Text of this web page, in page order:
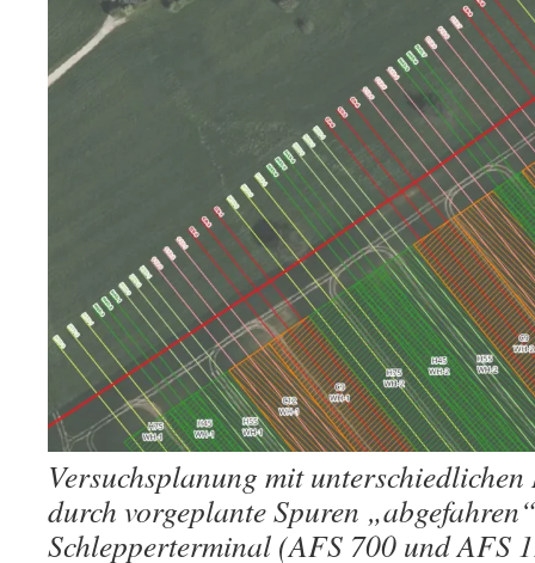
Versuchsplanung mit unterschiedlichen
durch vorgeplante Spuren
Schlepperterminal (AFS 700 und AFS